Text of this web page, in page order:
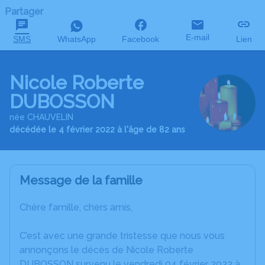
Partager
SMS WhatsApp Facebook E-mail Lien
Nicole Roberte
DUBOSSON
née CHAUVELIN
décédée le 4 février 2022 à l'âge de 82 ans
Message de la famille
Chère famille, chers amis,
C’est avec une grande tristesse que nous vous
annonçons le décès de Nicole Roberte